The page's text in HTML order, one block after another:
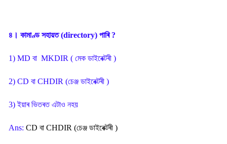
৪। কামাণ্ড সহায়ত (directory) পাৰি ?
1) MD বা MKDIR ( মেক ডাইৰেক্টৰী )
2) CD বা CHDIR (চেঞ্জ ডাইৰেক্টৰী )
3) ইয়াৰ ভিতৰত এটাও নহয়
Ans: CD বা CHDIR (চেঞ্জ ডাইৰেক্টৰী )